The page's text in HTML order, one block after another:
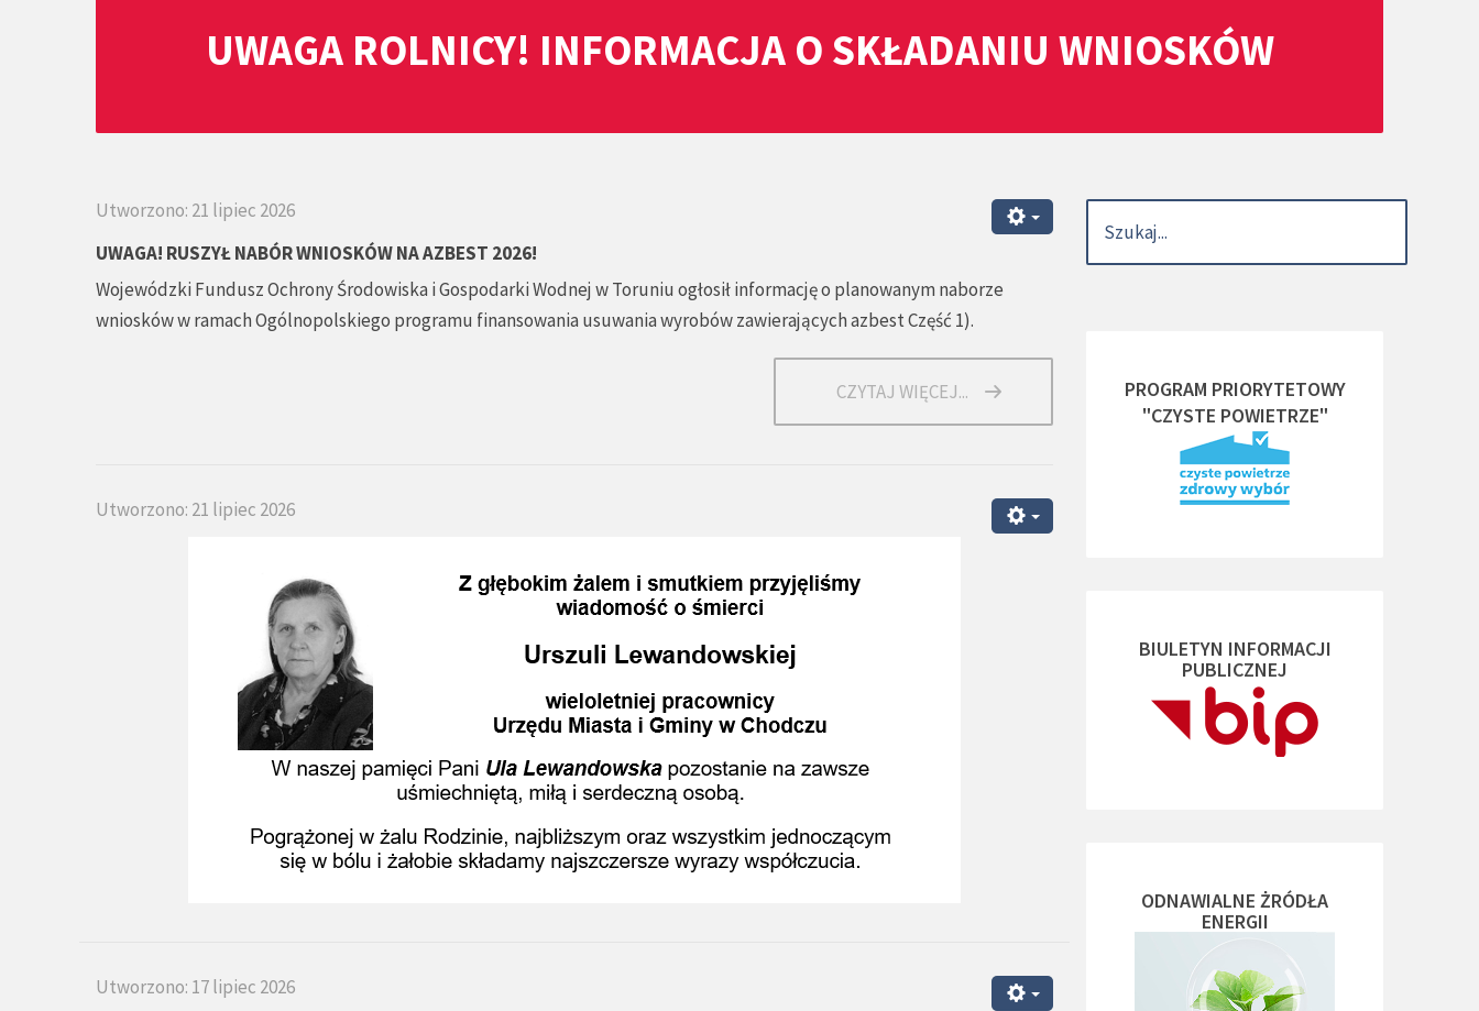
UWAGA ROLNICY! INFORMACJA O SKŁADANIU WNIOSKÓW
Utworzono: 21 lipiec 2026
UWAGA! RUSZYŁ NABÓR WNIOSKÓW NA AZBEST 2026!
Wojewódzki Fundusz Ochrony Środowiska i Gospodarki Wodnej w Toruniu ogłosił informację o planowanym naborze
wniosków w ramach Ogólnopolskiego programu finansowania usuwania wyrobów zawierających azbest Część 1).
CZYTAJ WIĘCEJ...
Utworzono: 21 lipiec 2026
Utworzono: 17 lipiec 2026
PROGRAM PRIORYTETOWY
"CZYSTE POWIETRZE"
BIULETYN INFORMACJI
PUBLICZNEJ
ODNAWIALNE ŻRÓDŁA
ENERGII